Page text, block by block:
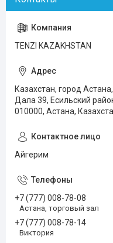
TENZI KAZAKHSTAN
Казахстан, город
Дала 39, Есильский
010000, Астана,
Айгерим
+7 (777) 008-78-08
Астана, торговый зал
+7 (777) 008-78-14
Виктория